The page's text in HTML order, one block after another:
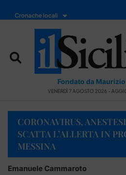
Cronache locali
Fondato da
VENERDÌ 7 AGOSTO 2026 -
CORONAVIRUS,
SCATTA L’ALLERTA IN
MESSINA
Emanuele Cammaroto